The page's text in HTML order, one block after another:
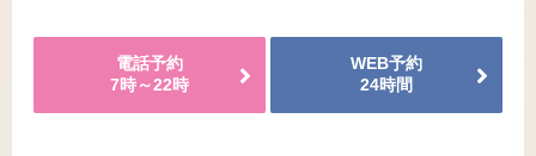
電話予約
7時～22時
WEB予約
24時間